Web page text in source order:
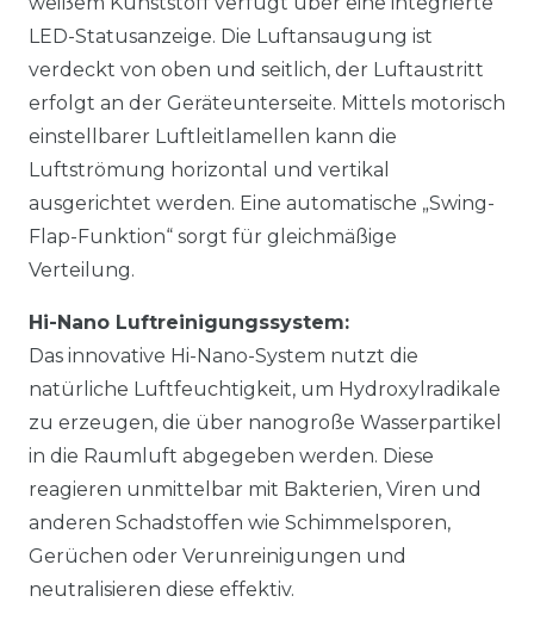
LED-Statusanzeige. Die Luftansaugung ist
verdeckt von oben und seitlich, der Luftaustritt
erfolgt an der Geräteunterseite. Mittels motorisch
einstellbarer Luftleitlamellen kann die
Luftströmung horizontal und vertikal
ausgerichtet werden. Eine automatische „Swing-
Flap-Funktion“ sorgt für gleichmäßige
Verteilung.
Hi-Nano Luftreinigungssystem:
Das innovative Hi-Nano-System nutzt die
natürliche Luftfeuchtigkeit, um Hydroxylradikale
zu erzeugen, die über nanogroße Wasserpartikel
in die Raumluft abgegeben werden. Diese
reagieren unmittelbar mit Bakterien, Viren und
anderen Schadstoffen wie Schimmelsporen,
Gerüchen oder Verunreinigungen und
neutralisieren diese effektiv.